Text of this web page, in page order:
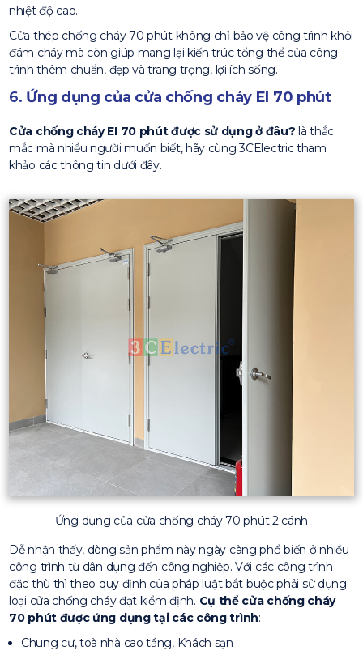
nhiệt độ cao.
Cửa thép chống cháy 70 phút không chỉ bảo vệ công trình khỏi
đám cháy mà còn giúp mang lại kiến trúc tổng thể của công
trình thêm chuẩn, đẹp và trang trọng, lợi ích sống.
6. Ứng dụng của cửa chống cháy EI 70 phút
Cửa chống cháy EI 70 phút được sử dụng ở đâu? là thắc
mắc mà nhiều người muốn biết, hãy cùng 3CElectric tham
khảo các thông tin dưới đây.
Ứng dụng của cửa chống cháy 70 phút 2 cánh
Dễ nhận thấy, dòng sản phẩm này ngày càng phổ biến ở nhiều
công trình từ dân dụng đến công nghiệp. Với các công trình
đặc thù thì theo quy định của pháp luật bắt buộc phải sử dụng
loại cửa chống cháy đạt kiểm định. Cụ thể cửa chống cháy
70 phút được ứng dụng tại các công trình:
Chung cư, toà nhà cao tầng, Khách sạn